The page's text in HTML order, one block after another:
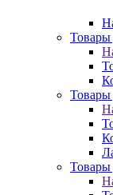
Товары
Товары
Товары